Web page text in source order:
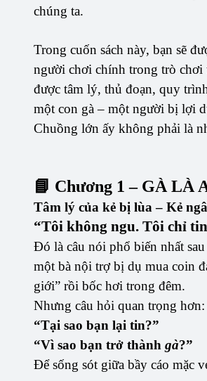
chúng ta.
Trong cuốn sách này, bạn sẽ
người chơi chính trong trò chơi
được tâm lý, thủ đoạn, quy
một con gà – một người bị lợi
Chuồng lớn ấy không phải là
📘 Chương 1 – GÀ LÀ
Tâm lý của kẻ bị lùa – Kẻ
“Tôi không ngu. Tôi chỉ
Đó là câu nói phổ biến nhất
một bà nội trợ bị dụ mua coin
giới” rồi bốc hơi trong đêm.
Nhưng câu hỏi quan trọng hơn:
“Tại sao bạn lại tin?”
“Vì sao bạn trở thành gà?”
Để sống sót giữa bầy cáo mặc